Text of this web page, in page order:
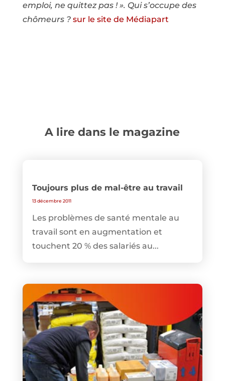
emploi, ne quittez pas ! ». Qui s’occupe des
chômeurs ? sur le site de Médiapart
A lire dans le magazine
Toujours plus de mal-être au travail
13 décembre 2011
Les problèmes de santé mentale au
travail sont en augmentation et
touchent 20 % des salariés au...